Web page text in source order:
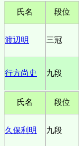
氏名 段位
渡辺明 三冠
行方尚史 九段
氏名 段位
久保利明 九段